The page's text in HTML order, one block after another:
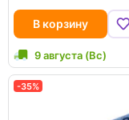
В корзину
9 августа (Вс)
-35%